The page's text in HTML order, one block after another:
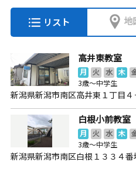
リスト 地
高井東教室
月 火 水 木
3歳～中学生
新潟県新潟市南区高井東１丁目４
白根小前教室
月 火 水 木
3歳～中学生
新潟県新潟市南区白根１３３４